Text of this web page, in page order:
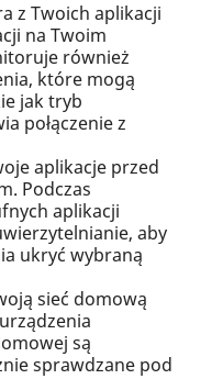
z Twoich aplikacji
na Twoim
również
które mogą
jak tryb
połączenie z
aplikacje przed
Podczas
aplikacji
aby
ukryć wybraną
sieć domową
są
sprawdzane pod